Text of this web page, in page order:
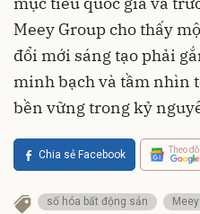
Meey Group cho thấy
đổi mới sáng tạo phải
minh bạch và tầm nhìn
bền vững trong kỷ
Chia sẻ Facebook Theo
số hóa bất động sản